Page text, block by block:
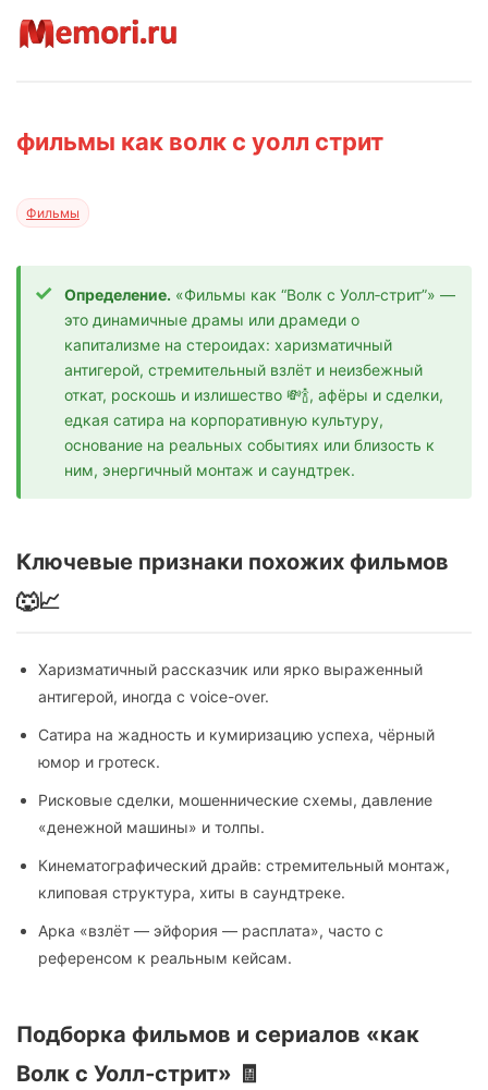
фильмы как волк с уолл стрит
Фильмы
Определение. «Фильмы как “Волк с Уолл‑стрит”» —
это динамичные драмы или драмеди о
капитализме на стероидах: харизматичный
антигерой, стремительный взлёт и неизбежный
откат, роскошь и излишество 💸🍾, афёры и сделки,
едкая сатира на корпоративную культуру,
основание на реальных событиях или близость к
ним, энергичный монтаж и саундтрек.
Ключевые признаки похожих фильмов
🐺📈
Харизматичный рассказчик или ярко выраженный
антигерой, иногда с voice-over.
Сатира на жадность и кумиризацию успеха, чёрный
юмор и гротеск.
Рисковые сделки, мошеннические схемы, давление
«денежной машины» и толпы.
Кинематографический драйв: стремительный монтаж,
клиповая структура, хиты в саундтреке.
Арка «взлёт — эйфория — расплата», часто с
референсом к реальным кейсам.
Подборка фильмов и сериалов «как
Волк с Уолл‑стрит» 🧾